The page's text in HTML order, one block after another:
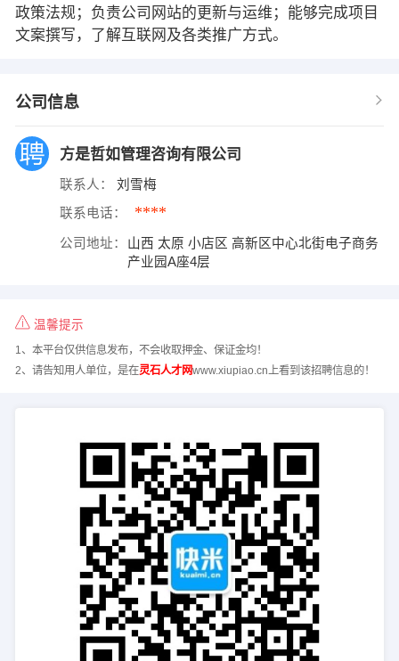
政策法规；负责公司网站的更新与运维；能够完成项目
文案撰写，了解互联网及各类推广方式。
公司信息
方是哲如管理咨询有限公司
联系人： 刘雪梅
联系电话： ****
公司地址：
山西 太原 小店区 高新区中心北街电子商务
产业园A座4层
温馨提示
1、本平台仅供信息发布，不会收取押金、保证金均！
2、请告知用人单位，是在灵石人才网www.xiupiao.cn上看到该招聘信息的！